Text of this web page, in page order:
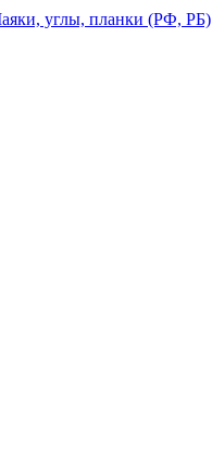
углы, планки (РФ, РБ)